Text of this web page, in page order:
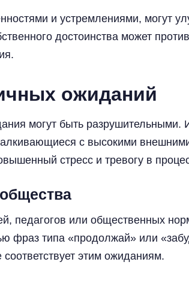
и устремлениями, могут
достоинства может
ожиданий
могут быть
с высокими
стресс и тревогу в
педагогов или общественных
фраз типа «продолжай» или
этим ожиданиям.